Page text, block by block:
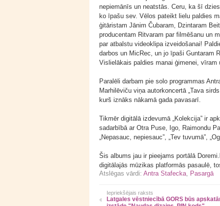
nepiemānīs un neatstās. Ceru, ka šī
ko īpašu sev. Vēlos pateikt lielu paldies
ģitāristam Jānim Čubaram, Dzintaram
producentam Ritvaram par filmēšanu un
par atbalstu videoklipa izveidošanai!
darbos un MicRec, un jo īpaši Guntaram
Vislielākais paldies manai ģimenei, vīram
Paralēli darbam pie solo programmas
Marhilēviču viņa autorkoncertā „Tava
kurš iznāks nākamā gada pavasarī.
Tikmēr digitālā izdevumā „Kolekcija” ir
sadarbībā ar Otra Puse, Igo, Raimondu
„Nepasauc, nepiesauc”, „Tev tuvumā”,
Šis albums jau ir pieejams portālā
digitālajās mūzikas platformās pasaulē,
Atslēgas vārdi: Antra Stafecka, Pasargā
Iepriekšējais raksts
Latgales vēstniecībā GORS būs